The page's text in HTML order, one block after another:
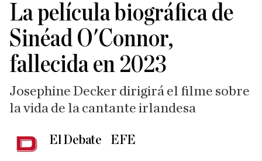
La película biográfica de
Sinéad O'Connor,
fallecida en 2023
Josephine Decker dirigirá el filme sobre
la vida de la cantante irlandesa
El Debate EFE